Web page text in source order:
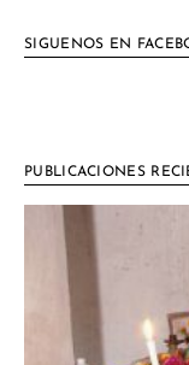
SIGUENOS EN
PUBLICACIONES